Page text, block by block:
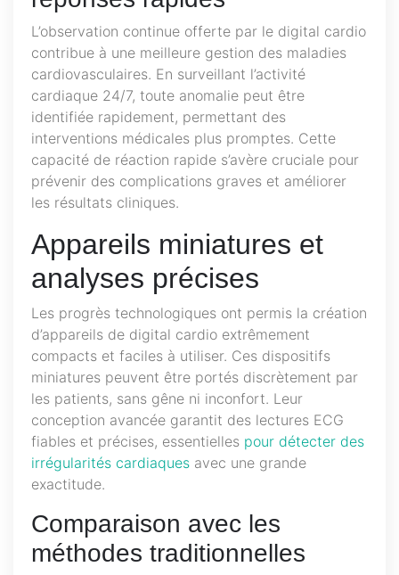
L’observation continue offerte par le digital cardio
contribue à une meilleure gestion des maladies
cardiovasculaires. En surveillant l’activité
cardiaque 24/7, toute anomalie peut être
identifiée rapidement, permettant des
interventions médicales plus promptes. Cette
capacité de réaction rapide s’avère cruciale pour
prévenir des complications graves et améliorer
les résultats cliniques.
Appareils miniatures et
analyses précises
Les progrès technologiques ont permis la création
d’appareils de digital cardio extrêmement
compacts et faciles à utiliser. Ces dispositifs
miniatures peuvent être portés discrètement par
les patients, sans gêne ni inconfort. Leur
conception avancée garantit des lectures ECG
fiables et précises, essentielles pour détecter des
irrégularités cardiaques avec une grande
exactitude.
Comparaison avec les
méthodes traditionnelles